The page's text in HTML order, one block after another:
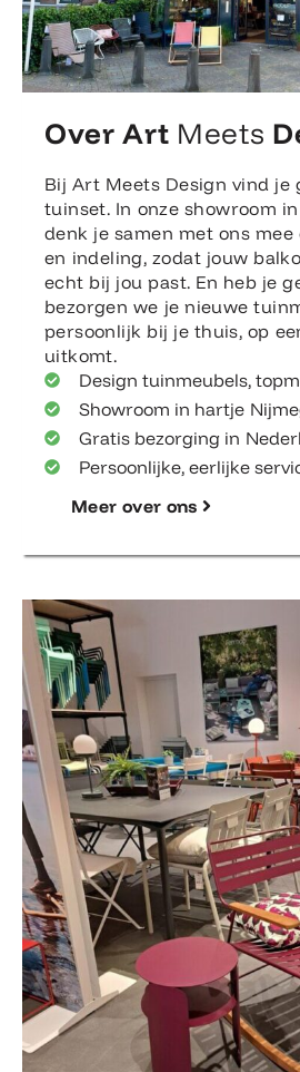
Over Art Meets
Bij Art Meets Design vind je
tuinset. In onze showroom
denk je samen met ons
en indeling, zodat jouw
echt bij jou past. En heb je
bezorgen we je nieuwe
persoonlijk bij je thuis, op
uitkomt.
Design tuinmeubels,
Showroom in hartje
Gratis bezorging in
Persoonlijke, eerlijke
Meer over ons